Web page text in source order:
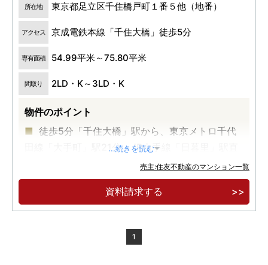
所在地 東京都足立区千住橋戸町１番５他（地番）
アクセス 京成電鉄本線「千住大橋」徒歩5分
専有面積 54.99平米～75.80平米
間取り 2LD・K～3LD・K
物件のポイント
徒歩5分「千住大橋」駅から、東京メトロ千代
田線「大手町」駅21分。JR山手線「日暮里」駅直
【先着順販売受付】2LD・K/8,900万円～。42
階建て超高層大規模制振タワーレジデンス。
な内廊下設計。ZEH-M Oriented 省エネ住宅。
...続きを読む
売主:住友不動産のマンション一覧
資料請求する
1